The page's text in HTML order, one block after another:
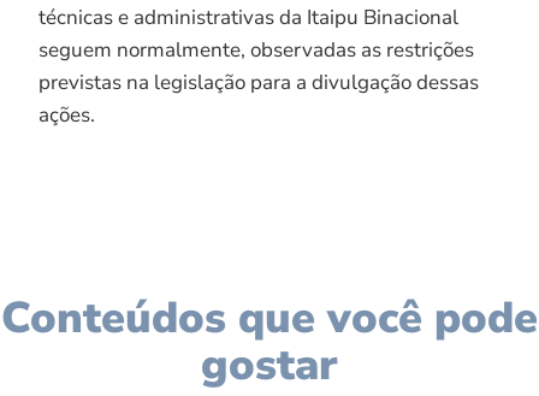
técnicas e administrativas da Itaipu Binacional
seguem normalmente, observadas as restrições
previstas na legislação para a divulgação dessas
ações.
Conteúdos que você pode
gostar